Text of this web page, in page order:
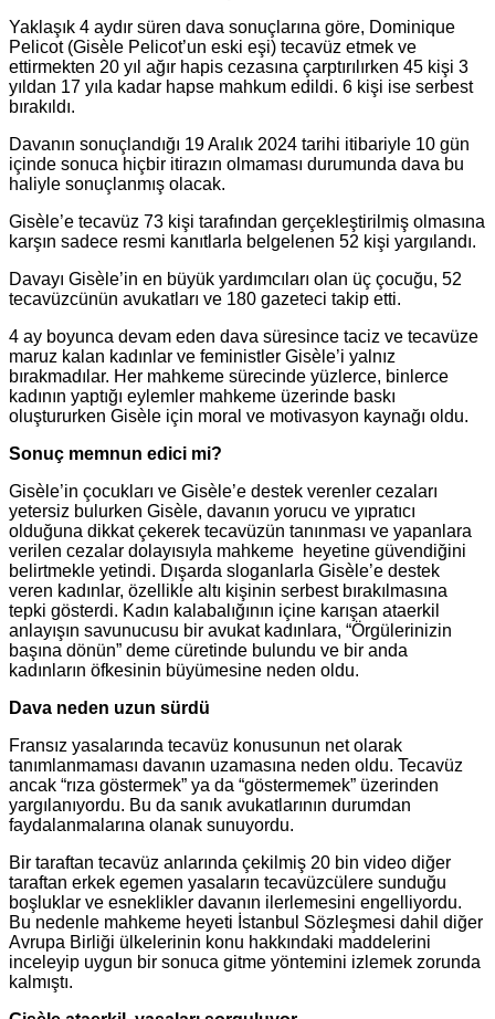
Yaklaşık 4 aydır süren dava sonuçlarına göre, Dominique
Pelicot (Gisèle Pelicot’un eski eşi) tecavüz etmek ve
ettirmekten 20 yıl ağır hapis cezasına çarptırılırken 45 kişi 3
yıldan 17 yıla kadar hapse mahkum edildi. 6 kişi ise serbest
bırakıldı.
Davanın sonuçlandığı 19 Aralık 2024 tarihi itibariyle 10 gün
içinde sonuca hiçbir itirazın olmaması durumunda dava bu
haliyle sonuçlanmış olacak.
Gisèle’e tecavüz 73 kişi tarafından gerçekleştirilmiş olmasına
karşın sadece resmi kanıtlarla belgelenen 52 kişi yargılandı.
Davayı Gisèle’in en büyük yardımcıları olan üç çocuğu, 52
tecavüzcünün avukatları ve 180 gazeteci takip etti.
4 ay boyunca devam eden dava süresince taciz ve tecavüze
maruz kalan kadınlar ve feministler Gisèle’i yalnız
bırakmadılar. Her mahkeme sürecinde yüzlerce, binlerce
kadının yaptığı eylemler mahkeme üzerinde baskı
oluştururken Gisèle için moral ve motivasyon kaynağı oldu.
Sonuç memnun edici mi?
Gisèle’in çocukları ve Gisèle’e destek verenler cezaları
yetersiz bulurken Gisèle, davanın yorucu ve yıpratıcı
olduğuna dikkat çekerek tecavüzün tanınması ve yapanlara
verilen cezalar dolayısıyla mahkeme heyetine güvendiğini
belirtmekle yetindi. Dışarda sloganlarla Gisèle’e destek
veren kadınlar, özellikle altı kişinin serbest bırakılmasına
tepki gösterdi. Kadın kalabalığının içine karışan ataerkil
anlayışın savunucusu bir avukat kadınlara, “Örgülerinizin
başına dönün” deme cüretinde bulundu ve bir anda
kadınların öfkesinin büyümesine neden oldu.
Dava neden uzun sürdü
Fransız yasalarında tecavüz konusunun net olarak
tanımlanmaması davanın uzamasına neden oldu. Tecavüz
ancak “rıza göstermek” ya da “göstermemek” üzerinden
yargılanıyordu. Bu da sanık avukatlarının durumdan
faydalanmalarına olanak sunuyordu.
Bir taraftan tecavüz anlarında çekilmiş 20 bin video diğer
taraftan erkek egemen yasaların tecavüzcülere sunduğu
boşluklar ve esneklikler davanın ilerlemesini engelliyordu.
Bu nedenle mahkeme heyeti İstanbul Sözleşmesi dahil diğer
Avrupa Birliği ülkelerinin konu hakkındaki maddelerini
inceleyip uygun bir sonuca gitme yöntemini izlemek zorunda
kalmıştı.